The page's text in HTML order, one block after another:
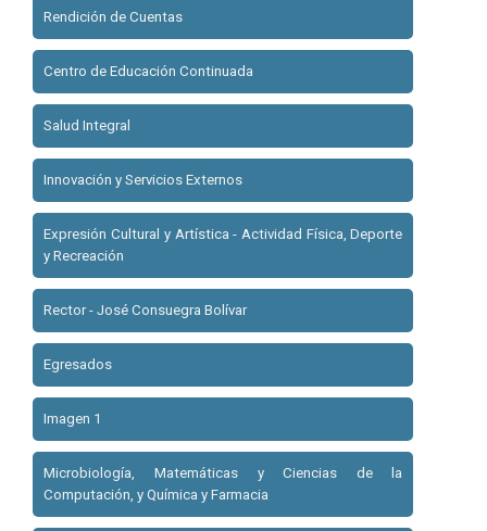
Rendición de Cuentas
Centro de Educación Continuada
Salud Integral
Innovación y Servicios Externos
Expresión Cultural y Artística - Actividad Física, Deporte
y Recreación
Rector - José Consuegra Bolívar
Egresados
Imagen 1
Microbiología, Matemáticas y Ciencias de la
Computación, y Química y Farmacia